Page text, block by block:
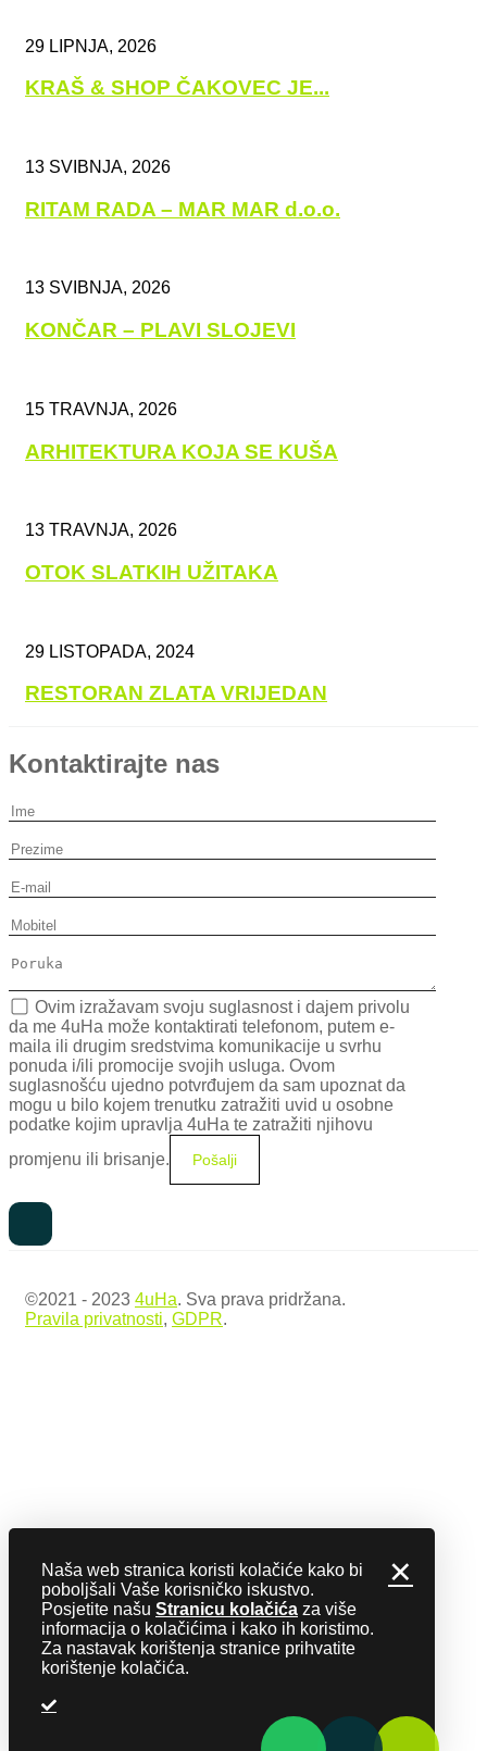
29 LIPNJA, 2026
KRAŠ & SHOP ČAKOVEC JE...
13 SVIBNJA, 2026
RITAM RADA – MAR MAR d.o.o.
13 SVIBNJA, 2026
KONČAR – PLAVI SLOJEVI
15 TRAVNJA, 2026
ARHITEKTURA KOJA SE KUŠA
13 TRAVNJA, 2026
OTOK SLATKIH UŽITAKA
29 LISTOPADA, 2024
RESTORAN ZLATA VRIJEDAN
Kontaktirajte nas
Ovim izražavam svoju suglasnost i dajem privolu
da me 4uHa može kontaktirati telefonom, putem e-
maila ili drugim sredstvima komunikacije u svrhu
ponuda i/ili promocije svojih usluga. Ovom
suglasnošću ujedno potvrđujem da sam upoznat da
mogu u bilo kojem trenutku zatražiti uvid u osobne
podatke kojim upravlja 4uHa te zatražiti njihovu
promjenu ili brisanje.
©2021 - 2023 4uHa. Sva prava pridržana.
Pravila privatnosti, GDPR.
Naša web stranica koristi kolačiće kako bi
poboljšali Vaše korisničko iskustvo.
Posjetite našu Stranicu kolačića za više
informacija o kolačićima i kako ih koristimo.
Za nastavak korištenja stranice prihvatite
korištenje kolačića.
✕